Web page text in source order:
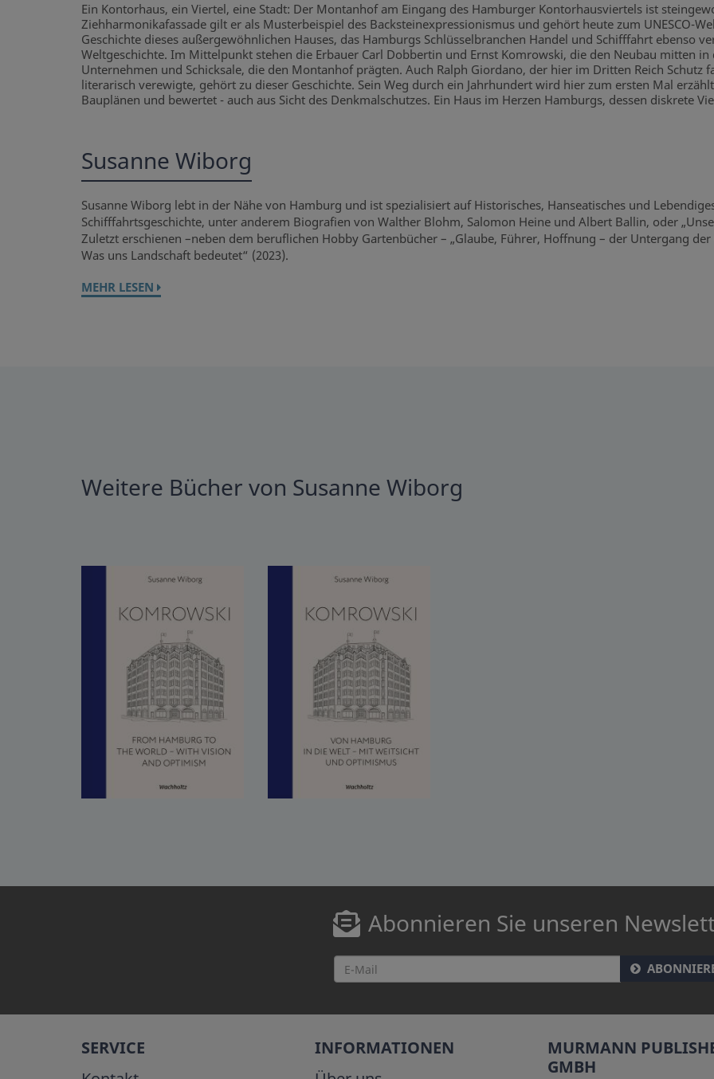
Ein Kontorhaus, ein Viertel, eine Stadt: Der Montanhof am Eingang des Hamburger Kontorhausviertels ist
Ziehharmonikafassade gilt er als Musterbeispiel des Backsteinexpressionismus und gehört heute zum UNESCO-
Geschichte dieses außergewöhnlichen Hauses, das Hamburgs Schlüsselbranchen Handel und Schifffahrt ebenso
Weltgeschichte. Im Mittelpunkt stehen die Erbauer Carl Dobbertin und Ernst Komrowski, die den Neubau mitten
Unternehmen und Schicksale, die den Montanhof prägten. Auch Ralph Giordano, der hier im Dritten Reich
literarisch verewigte, gehört zu dieser Geschichte. Sein Weg durch ein Jahrhundert wird hier zum ersten Mal
Bauplänen und bewertet - auch aus Sicht des Denkmalschutzes. Ein Haus im Herzen Hamburgs, dessen diskrete
Susanne Wiborg
Susanne Wiborg lebt in der Nähe von Hamburg und ist spezialisiert auf Historisches, Hanseatisches und
Schifffahrtsgeschichte, unter anderem Biografien von Walther Blohm, Salomon Heine und Albert Ballin, oder
Zuletzt erschienen –neben dem beruflichen Hobby Gartenbücher – „Glaube, Führer, Hoffnung – der Untergang der
Was uns Landschaft bedeutet“ (2023).
MEHR LESEN
Weitere Bücher von Susanne Wiborg
Abonnieren Sie unseren
SERVICE
INFORMATIONEN
MURMANN
GMBH